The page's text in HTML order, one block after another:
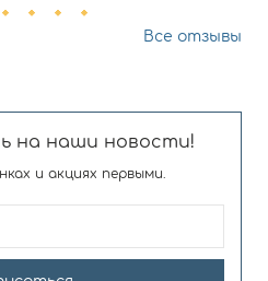
Все отзывы
на наши новости!
и акциях первыми.